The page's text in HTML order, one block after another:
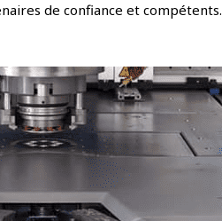
de confiance et compétents.